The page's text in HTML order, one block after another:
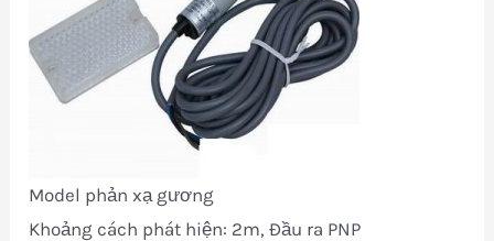
Model phản xạ gương
Khoảng cách phát hiện: 2m, Đầu ra PNP